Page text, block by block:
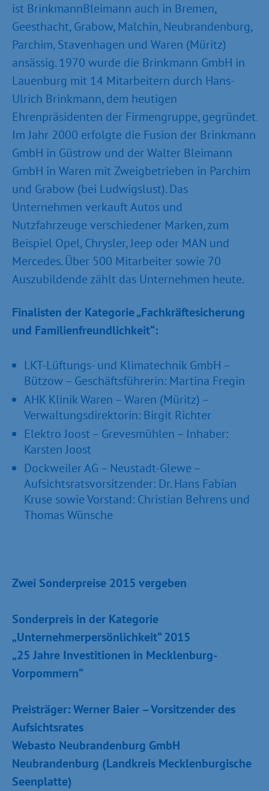
ist BrinkmannBleimann auch in Bremen,
Geesthacht, Grabow, Malchin, Neubrandenburg,
Parchim, Stavenhagen und Waren (Müritz)
ansässig. 1970 wurde die Brinkmann GmbH in
Lauenburg mit 14 Mitarbeitern durch Hans-
Ulrich Brinkmann, dem heutigen
Ehrenpräsidenten der Firmengruppe, gegründet.
Im Jahr 2000 erfolgte die Fusion der Brinkmann
GmbH in Güstrow und der Walter Bleimann
GmbH in Waren mit Zweigbetrieben in Parchim
und Grabow (bei Ludwigslust). Das
Unternehmen verkauft Autos und
Nutzfahrzeuge verschiedener Marken, zum
Beispiel Opel, Chrysler, Jeep oder MAN und
Mercedes. Über 500 Mitarbeiter sowie 70
Auszubildende zählt das Unternehmen heute.
Finalisten der Kategorie „Fachkräftesicherung
und Familienfreundlichkeit“:
LKT-Lüftungs- und Klimatechnik GmbH –
Bützow – Geschäftsführerin: Martina Fregin
AHK Klinik Waren – Waren (Müritz) –
Verwaltungsdirektorin: Birgit Richter
Elektro Joost – Grevesmühlen – Inhaber:
Karsten Joost
Dockweiler AG – Neustadt-Glewe –
Aufsichtsratsvorsitzender: Dr. Hans Fabian
Kruse sowie Vorstand: Christian Behrens und
Thomas Wünsche
Zwei Sonderpreise 2015 vergeben
Sonderpreis in der Kategorie
„Unternehmerpersönlichkeit“ 2015
„25 Jahre Investitionen in Mecklenburg-
Vorpommern“
Preisträger: Werner Baier – Vorsitzender des
Aufsichtsrates
Webasto Neubrandenburg GmbH
Neubrandenburg (Landkreis Mecklenburgische
Seenplatte)